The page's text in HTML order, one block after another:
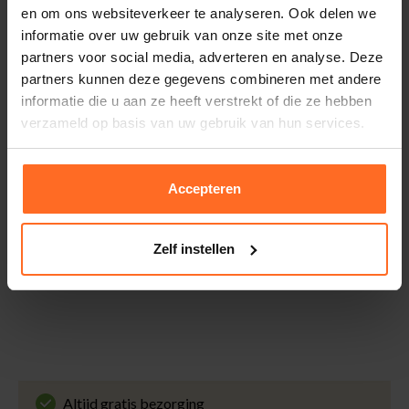
en om ons websiteverkeer te analyseren. Ook delen we
informatie over uw gebruik van onze site met onze
partners voor social media, adverteren en analyse. Deze
partners kunnen deze gegevens combineren met andere
informatie die u aan ze heeft verstrekt of die ze hebben
verzameld op basis van uw gebruik van hun services.
Accepteren
Zelf instellen
Wassen
30°c Bonte Was, Niet In
Droger, Lage Temp Strijk
Kleur
Rood
Kwaliteit
82% Lyocell / 17%
Polyester / 1% Elastaan
Binnen 30 dagen eenvoudig retourneren via DHL voor
slechts € 4,95 of op eigen kosten via PostNL. In de
Bomont winkels kunt u ook gratis retourneren.
Betalen
iDeal, Riverty (Afterpay), creditcard of Paypal, kies zelf
Besteed € 100,- binnen een half jaar en krijg € 5,- retour
in de vorm van een waardecheque. Log in je account en
bekijk evt. openstaande waardecheques en je
Altijd gratis bezorging